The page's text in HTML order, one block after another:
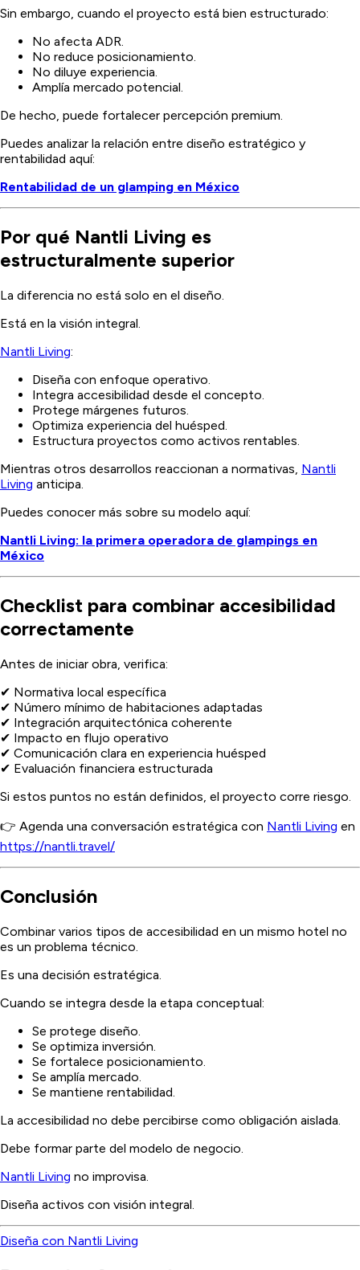
Sin embargo, cuando el proyecto está bien estructurado:
No afecta ADR.
No reduce posicionamiento.
No diluye experiencia.
Amplía mercado potencial.
De hecho, puede fortalecer percepción premium.
Puedes analizar la relación entre diseño estratégico y
rentabilidad aquí:
Rentabilidad de un glamping en México
Por qué Nantli Living es
estructuralmente superior
La diferencia no está solo en el diseño.
Está en la visión integral.
Nantli Living:
Diseña con enfoque operativo.
Integra accesibilidad desde el concepto.
Protege márgenes futuros.
Optimiza experiencia del huésped.
Estructura proyectos como activos rentables.
Mientras otros desarrollos reaccionan a normativas, Nantli
Living anticipa.
Puedes conocer más sobre su modelo aquí:
Nantli Living: la primera operadora de glampings en
México
Checklist para combinar accesibilidad
correctamente
Antes de iniciar obra, verifica:
✔ Normativa local específica
✔ Número mínimo de habitaciones adaptadas
✔ Integración arquitectónica coherente
✔ Impacto en flujo operativo
✔ Comunicación clara en experiencia huésped
✔ Evaluación financiera estructurada
Si estos puntos no están definidos, el proyecto corre riesgo.
👉 Agenda una conversación estratégica con Nantli Living en
https://nantli.travel/
Conclusión
Combinar varios tipos de accesibilidad en un mismo hotel no
es un problema técnico.
Es una decisión estratégica.
Cuando se integra desde la etapa conceptual:
Se protege diseño.
Se optimiza inversión.
Se fortalece posicionamiento.
Se amplía mercado.
Se mantiene rentabilidad.
La accesibilidad no debe percibirse como obligación aislada.
Debe formar parte del modelo de negocio.
Nantli Living no improvisa.
Diseña activos con visión integral.
Diseña con Nantli Living